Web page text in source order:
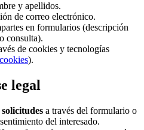
y apellidos.
de correo electrónico.
en formularios (descripción
consulta).
de cookies y tecnologías
).
legal
a través del formulario o
del interesado.